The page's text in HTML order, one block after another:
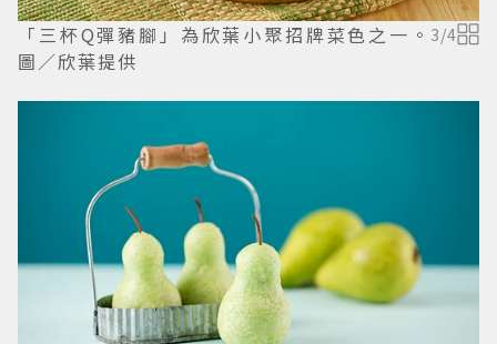
「三杯Q彈豬腳」為欣葉小聚招牌菜色之一。
圖／欣葉提供
3/4